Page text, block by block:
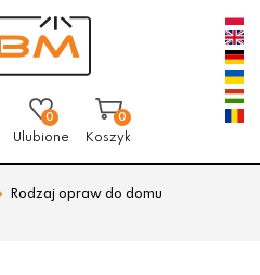
0
Ulubione
0
Koszyk
Rodzaj opraw do domu